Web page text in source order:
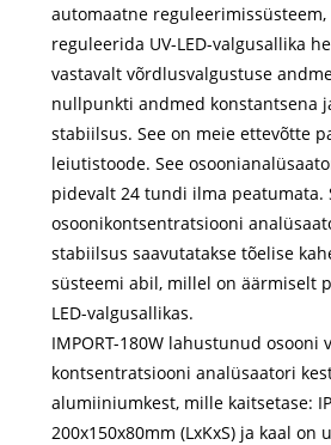
automaatne
reguleerida UV-LED-valgusallika
vastavalt võrdlusvalgustuse
nullpunkti andmed konstantsena
stabiilsus. See on meie ettevõtte
leiutistoode. See
pidevalt 24 tundi ilma peatumata.
osoonikontsentratsiooni
stabiilsus saavutatakse tõelise
süsteemi abil, millel on äärmiselt
LED-valgusallikas.
IMPORT-180W lahustunud osooni
kontsentratsiooni analüsaatori
alumiiniumkest, mille kaitsetase:
200x150x80mm (LxKxS) ja kaal on